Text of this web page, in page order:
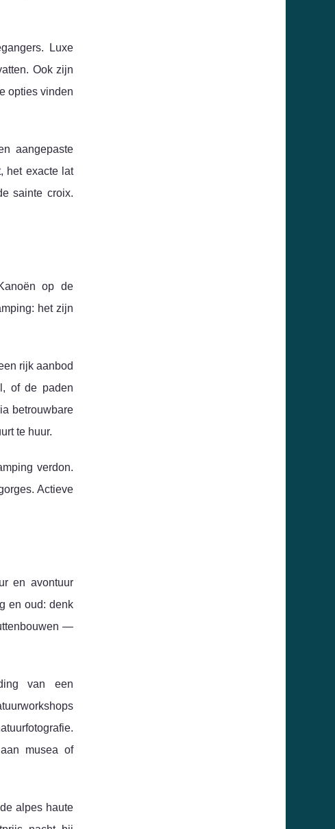
Luxe
Ook zijn
opties vinden
aangepaste
het exacte lat
sainte croix.
op de
het zijn
rijk aanbod
of de paden
betrouwbare
te huur.
verdon.
Actieve
en avontuur
en oud: denk
—
van een
musea of
alpes haute